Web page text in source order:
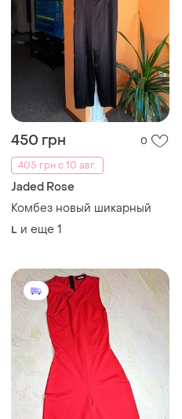
450 грн
0
405 грн с 10 авг.
Jaded Rose
Комбез новый шикарный
L и еще 1